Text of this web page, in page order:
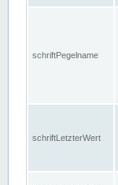
schriftPegelname
schriftLetzterWert